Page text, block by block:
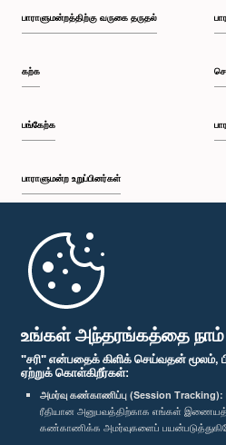
உங்கள் அந்தரங்கத்தை நாம்
"சரி" என்பதைக் கிளிக் செய்வதன்
ஏற்றுக் கொள்கிறீர்கள்:
அமர்வு கண்காணிப்பு (Session Tracking):
ரீதியான அனுபவத்திற்காக எங்கள்
கண்காணிக்க அமர்வுகளைப்
பாராளுமன்றத்திற்கு வருகை தருதல்
கற்க
பங்கேற்க
பாராளுமன்ற உறுப்பினர்கள்
முதற்பக்கம்
பாராளுமன்ற கையடக்க செயலி
எம்மை பின்தொடர்க :